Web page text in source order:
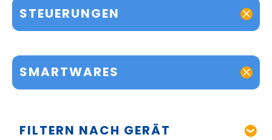
STEUERUNGEN
SMARTWARES
FILTERN NACH GERÄT